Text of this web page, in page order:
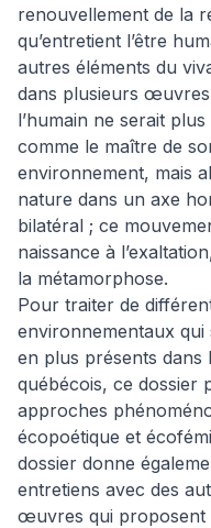
renouvellement de la
qu’entretient l’être
autres éléments du
dans plusieurs
l’humain ne serait
comme le maître de
environnement, mais
nature dans un axe
bilatéral ; ce
naissance à
la métamorphose.
Pour traiter de
environnementaux qui
en plus présents dans
québécois, ce dossier
approches
écopoétique et
dossier donne
entretiens avec des
œuvres qui proposent